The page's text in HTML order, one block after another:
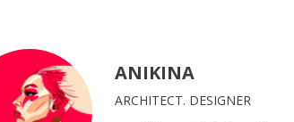
ANIKINA
ARCHITECT. DESIGNER